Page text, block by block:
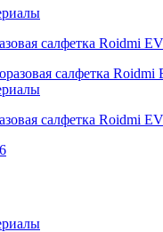
салфетка Roidmi
салфетка Roidmi